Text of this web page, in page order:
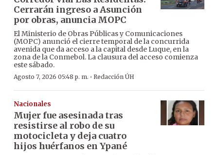
Cerrarán ingreso a Asunción
por obras, anuncia MOPC
El Ministerio de Obras Públicas y Comunicaciones
(MOPC) anunció el cierre temporal de la concurrida
avenida que da acceso a la capital desde Luque, en la
zona de la Conmebol. La clausura del acceso comienza
este sábado.
Agosto 7, 2026 05:48 p. m. · Redacción ÚH
Nacionales
Mujer fue asesinada tras
resistirse al robo de su
motocicleta y deja cuatro
hijos huérfanos en Ypané